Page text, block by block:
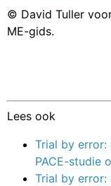
© David Tuller
ME-gids.
Lees ook
Trial by error:
PACE-studie
Trial by error: